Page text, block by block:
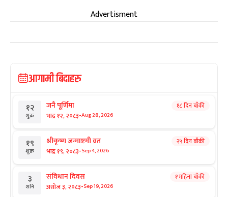
Advertisment
आगामी बिदाहरु
१२
शुक्र
जनै पूर्णिमा
भाद्र १२, २०८३-Aug 28, 2026
१८ दिन बाँकी
१९
शुक्र
श्रीकृष्ण जन्माष्टमी व्रत
भाद्र १९, २०८३-Sep 4, 2026
२५ दिन बाँकी
३
शनि
संविधान दिवस
असोज ३, २०८३-Sep 19, 2026
१ महिना बाँकी